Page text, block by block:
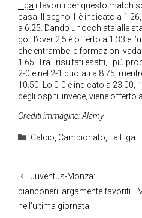
Liga i favoriti per questo match
casa. Il segno 1 è indicato a
a 6.25. Dando un’occhiata alle
gol: l’over 2,5 è offerto a 1.33 e
che entrambe le formazioni
1.65. Tra i risultati esatti, i più
2-0 e nel 2-1 quotati a 8.75,
10.50. Lo 0-0 è indicato a 23.00,
degli ospiti, invece, viene offerto
Crediti immagine: Alamy
Categorie
Calcio, Campionato, La Liga
Juventus-Monza:
bianconeri largamente favoriti
nell’ultima giornata